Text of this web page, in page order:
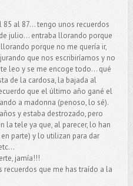
al 87... tengo unos recuerdos
julio... entraba llorando porque
porque no me quería ir,
que nos escribiríamos y no
leo y se me encoge todo... qué
de la cardosa, la bajada al
que el último año gané el
a madonna (penoso, lo sé).
y estaba destrozado, pero
la tele ya que, al parecer, lo han
parte) y lo utilizan para dar
jamía!!!
recuerdos que me has traído a la